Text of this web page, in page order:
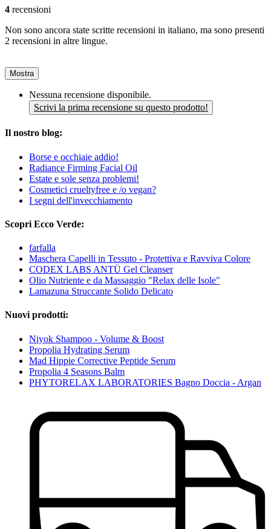
4 recensioni
Non sono ancora state scritte recensioni in italiano, ma sono presenti
2 recensioni in altre lingue.
Mostra
Nessuna recensione disponibile.
Scrivi la prima recensione su questo prodotto!
Il nostro blog:
Borse e occhiaie addio!
Radiance Firming Facial Oil
Estate e sole senza problemi!
Cosmetici crueltyfree e /o vegan?
I segni dell'invecchiamento
Scopri Ecco Verde:
farfalla
Maschera Capelli in Tessuto - Protettiva e Ravviva Colore
CODEX LABS ANTÜ Gel Cleanser
Olio Nutriente e da Massaggio "Relax delle Isole"
Lamazuna Struccante Solido Delicato
Nuovi prodotti:
Niyok Shampoo - Volume & Boost
Propolia Hydrating Serum
Mad Hippie Corrective Peptide Serum
Propolia 4 Seasons Balm
PHYTORELAX LABORATORIES Bagno Doccia - Argan